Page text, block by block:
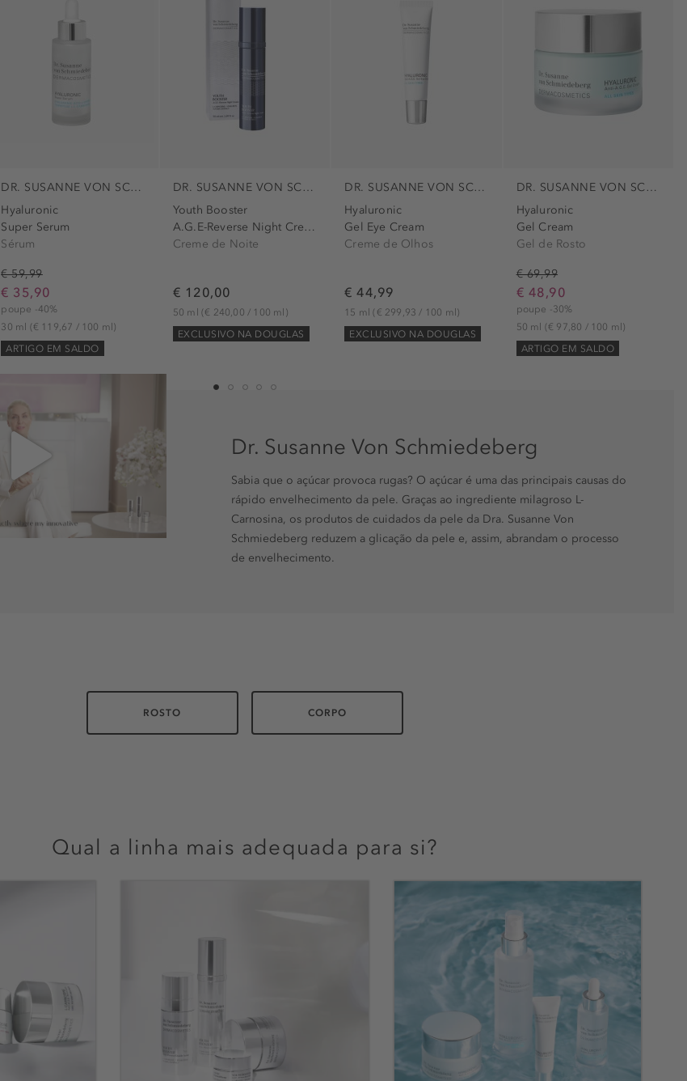
DR. SUSANNE VON SCHMIEDEBERG
Hyaluronic
Super Serum
Sérum
€ 59,99
€ 35,90
poupe -40%
30 ml (€ 119,67 / 100 ml)
ARTIGO EM SALDO
DR. SUSANNE VON SCHMIEDEBERG
Youth Booster
A.G.E-Reverse Night Cream
Creme de Noite
€ 120,00
50 ml (€ 240,00 / 100 ml)
EXCLUSIVO NA DOUGLAS
DR. SUSANNE VON SCHMIEDEBERG
Hyaluronic
Gel Eye Cream
Creme de Olhos
€ 44,99
15 ml(€ 299,93 / 100 ml)
EXCLUSIVO NA DOUGLAS
DR. SUSANNE VON SCHMIEDEBERG
Hyaluronic
Gel Cream
Gel de Rosto
€ 69,99
€ 48,90
poupe -30%
50 ml (€ 97,80 / 100 ml)
ARTIGO EM SALDO
1 2 3
Dr. Susanne Von Schmiedeberg
Sabia que o açúcar provoca rugas? O açúcar é uma das principais causas do
rápido envelhecimento da pele. Graças ao ingrediente milagroso L-
Carnosina, os produtos de cuidados da pele da Dra. Susanne Von
Schmiedeberg reduzem a glicação da pele e, assim, abrandam o processo
de envelhecimento.
ROSTO CORPO
Qual a linha mais adequada para si?